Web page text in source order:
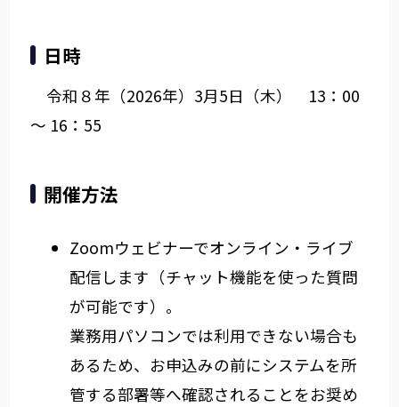
日時
令和８年（2026年）3月5日（木） 13：00
～ 16：55
開催方法
Zoomウェビナーでオンライン・ライブ
配信します（チャット機能を使った質問
が可能です）。
業務用パソコンでは利用できない場合も
あるため、お申込みの前にシステムを所
管する部署等へ確認されることをお奨め